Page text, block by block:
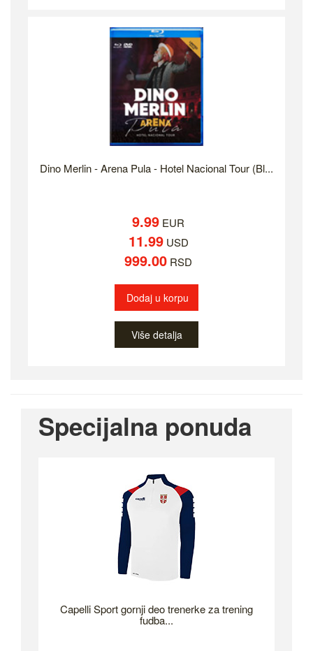
Dino Merlin - Arena Pula - Hotel Nacional Tour (Bl...
9.99 EUR
11.99USD
999.00 RSD
Dodaj u korpu
Više detalja
Specijalna ponuda
Capelli Sport gornji deo trenerke za trening
fudba...